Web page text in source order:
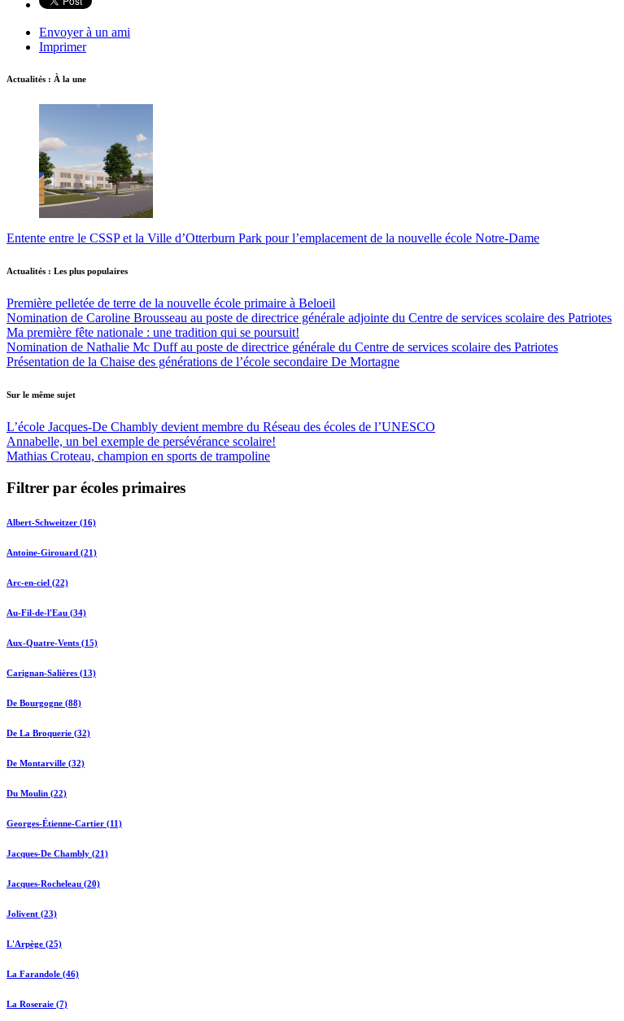
Envoyer à un ami
Imprimer
Actualités : À la une
Entente entre le CSSP et la Ville d’Otterburn Park pour l’emplacement de la nouvelle école Notre-Dame
Actualités : Les plus populaires
Première pelletée de terre de la nouvelle école primaire à Beloeil
Nomination de Caroline Brousseau au poste de directrice générale adjointe du Centre de services scolaire des Patriotes
Ma première fête nationale : une tradition qui se poursuit!
Nomination de Nathalie Mc Duff au poste de directrice générale du Centre de services scolaire des Patriotes
Présentation de la Chaise des générations de l’école secondaire De Mortagne
Sur le même sujet
L’école Jacques-De Chambly devient membre du Réseau des écoles de l’UNESCO
Annabelle, un bel exemple de persévérance scolaire!
Mathias Croteau, champion en sports de trampoline
Filtrer par écoles primaires
Albert-Schweitzer (16)
Antoine-Girouard (21)
Arc-en-ciel (22)
Au-Fil-de-l'Eau (34)
Aux-Quatre-Vents (15)
Carignan-Salières (13)
De Bourgogne (88)
De La Broquerie (32)
De Montarville (32)
Du Moulin (22)
Georges-Étienne-Cartier (11)
Jacques-De Chambly (21)
Jacques-Rocheleau (20)
Jolivent (23)
L'Arpège (25)
La Farandole (46)
La Roseraie (7)